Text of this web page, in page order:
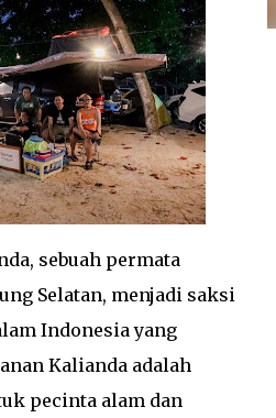
sebuah permata
Selatan, menjadi saksi
Indonesia yang
Kalianda adalah
pecinta alam dan